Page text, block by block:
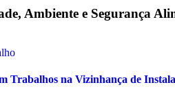
Ambiente e Segurança
Trabalhos na Vizinhança de